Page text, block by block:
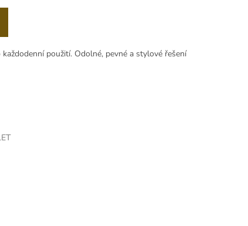
použití. Odolné, pevné a stylové řešení